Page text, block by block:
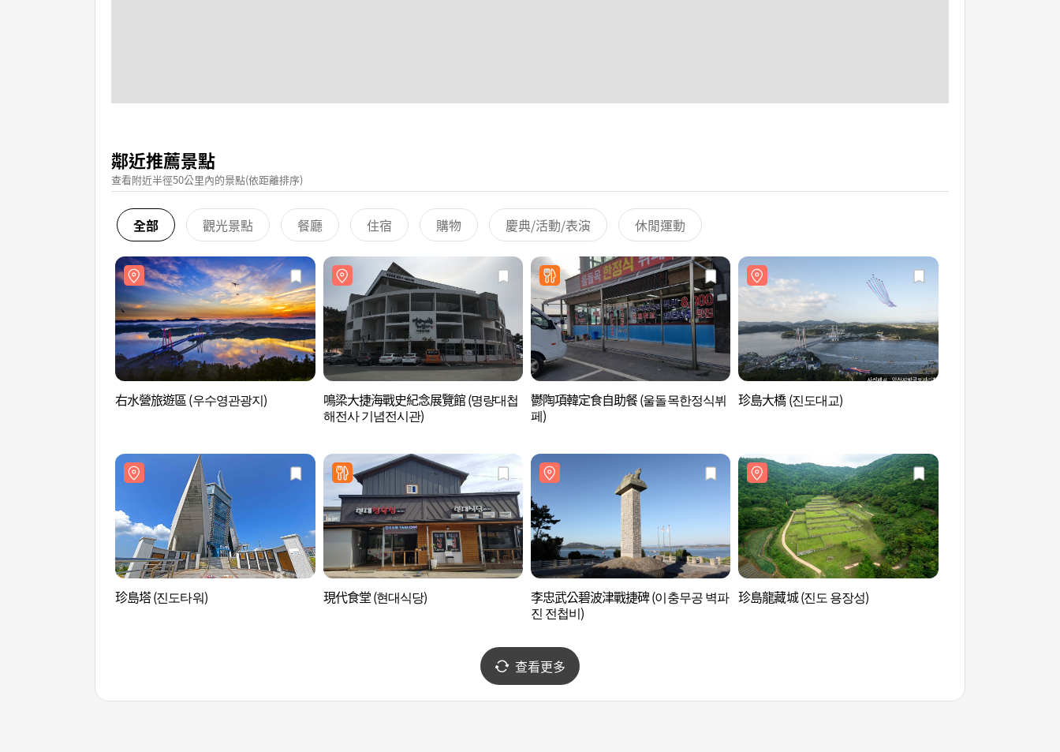
鄰近推薦景點
查看附近半徑50公里內的景點(依距離排序)
全部 觀光景點 餐廳 住宿 購物 慶典/活動/表演 休閒運動
右水營旅遊區 (우수영관광지)
鳴梁大捷海戰史紀念展覽館 (명량대첩
해전사 기념전시관)
鬱陶項韓定食自助餐 (울돌목한정식뷔
페)
珍島大橋 (진도대교)
珍島塔 (진도타워) 現代食堂 (현대식당)
李忠武公碧波津戰捷碑 (이충무공 벽파
진 전첩비)
珍島龍藏城 (진도 용장성)
查看更多